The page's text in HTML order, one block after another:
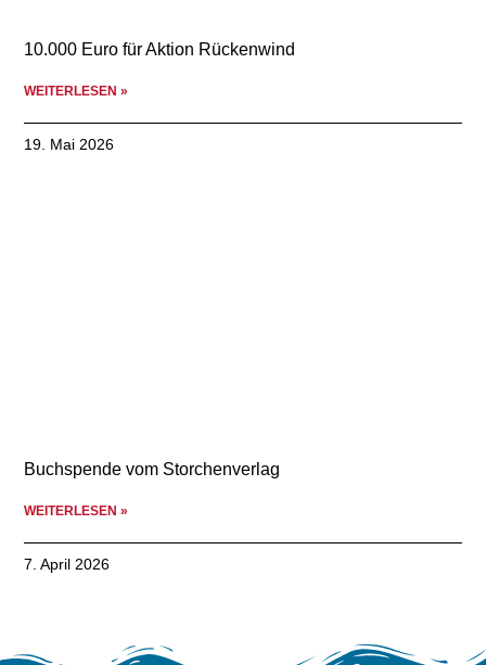
10.000 Euro für Aktion Rückenwind
WEITERLESEN »
19. Mai 2026
Buchspende vom Storchenverlag
WEITERLESEN »
7. April 2026